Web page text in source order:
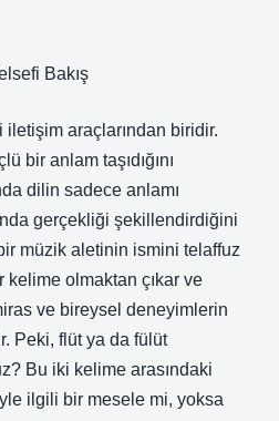
Bakış
iletişim araçlarından biridir.
bir anlam taşıdığını
dilin sadece anlamı
gerçekliği şekillendirdiğini
müzik aletinin ismini telaffuz
olmaktan çıkar ve
ve bireysel deneyimlerin
Peki, flüt ya da fülüt
Bu iki kelime arasındaki
ilgili bir mesele mi, yoksa